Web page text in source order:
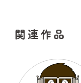
関連作品